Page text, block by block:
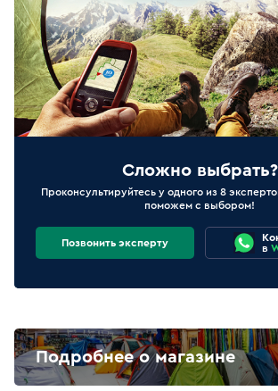
Сложно выбрать?
Проконсультируйтесь у одного из 8
поможем с выбором!
Позвонить эксперту
в
Подробнее о магазине